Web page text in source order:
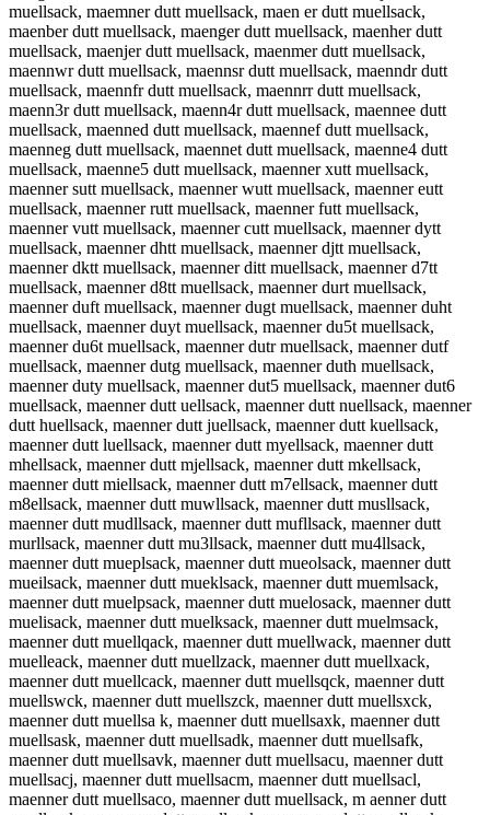
muellsack, maemner dutt muellsack, maen er dutt muellsack,
maenber dutt muellsack, maenger dutt muellsack, maenher dutt
muellsack, maenjer dutt muellsack, maenmer dutt muellsack,
maennwr dutt muellsack, maennsr dutt muellsack, maenndr dutt
muellsack, maennfr dutt muellsack, maennrr dutt muellsack,
maenn3r dutt muellsack, maenn4r dutt muellsack, maennee dutt
muellsack, maenned dutt muellsack, maennef dutt muellsack,
maenneg dutt muellsack, maennet dutt muellsack, maenne4 dutt
muellsack, maenne5 dutt muellsack, maenner xutt muellsack,
maenner sutt muellsack, maenner wutt muellsack, maenner eutt
muellsack, maenner rutt muellsack, maenner futt muellsack,
maenner vutt muellsack, maenner cutt muellsack, maenner dytt
muellsack, maenner dhtt muellsack, maenner djtt muellsack,
maenner dktt muellsack, maenner ditt muellsack, maenner d7tt
muellsack, maenner d8tt muellsack, maenner durt muellsack,
maenner duft muellsack, maenner dugt muellsack, maenner duht
muellsack, maenner duyt muellsack, maenner du5t muellsack,
maenner du6t muellsack, maenner dutr muellsack, maenner dutf
muellsack, maenner dutg muellsack, maenner duth muellsack,
maenner duty muellsack, maenner dut5 muellsack, maenner dut6
muellsack, maenner dutt uellsack, maenner dutt nuellsack, maenner
dutt huellsack, maenner dutt juellsack, maenner dutt kuellsack,
maenner dutt luellsack, maenner dutt myellsack, maenner dutt
mhellsack, maenner dutt mjellsack, maenner dutt mkellsack,
maenner dutt miellsack, maenner dutt m7ellsack, maenner dutt
m8ellsack, maenner dutt muwllsack, maenner dutt musllsack,
maenner dutt mudllsack, maenner dutt mufllsack, maenner dutt
murllsack, maenner dutt mu3llsack, maenner dutt mu4llsack,
maenner dutt mueplsack, maenner dutt mueolsack, maenner dutt
mueilsack, maenner dutt mueklsack, maenner dutt muemlsack,
maenner dutt muelpsack, maenner dutt muelosack, maenner dutt
muelisack, maenner dutt muelksack, maenner dutt muelmsack,
maenner dutt muellqack, maenner dutt muellwack, maenner dutt
muelleack, maenner dutt muellzack, maenner dutt muellxack,
maenner dutt muellcack, maenner dutt muellsqck, maenner dutt
muellswck, maenner dutt muellszck, maenner dutt muellsxck,
maenner dutt muellsa k, maenner dutt muellsaxk, maenner dutt
muellsask, maenner dutt muellsadk, maenner dutt muellsafk,
maenner dutt muellsavk, maenner dutt muellsacu, maenner dutt
muellsacj, maenner dutt muellsacm, maenner dutt muellsacl,
maenner dutt muellsaco, maenner dutt muellsack, m aenner dutt